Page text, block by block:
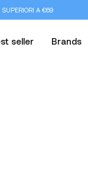
A €69
seller Brands